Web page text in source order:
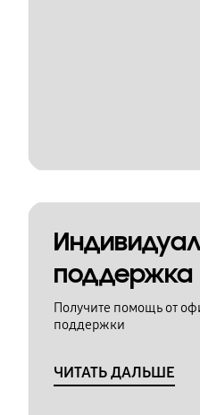
поддержка
Получите помощь от
поддержки
ЧИТАТЬ ДАЛЬШЕ